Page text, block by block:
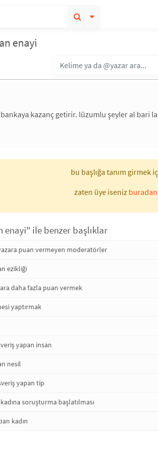
enayi
kazanç getirir. lüzumlu şeyler al bari
bu başlığa tanım girmek
zaten üye iseniz buradan
enayi" ile benzer başlıklar
puan vermeyen moderatörler
ezikliği
daha fazla puan vermek
yaptırmak
yapan insan
nesil
yapan tip
soruşturma başlatılması
kadın